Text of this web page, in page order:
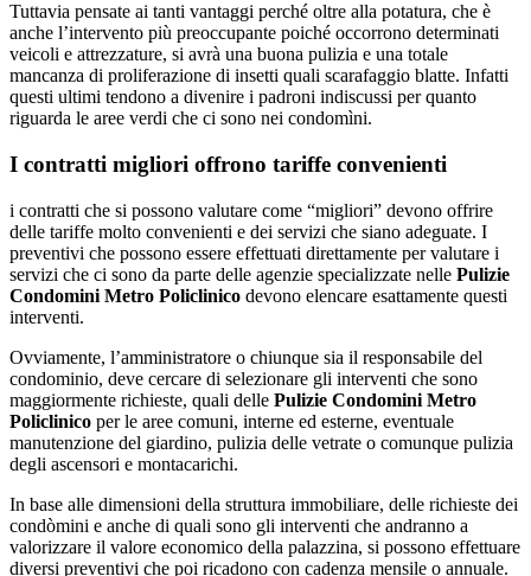
Tuttavia pensate ai tanti vantaggi perché oltre alla potatura, che è
anche l’intervento più preoccupante poiché occorrono determinati
veicoli e attrezzature, si avrà una buona pulizia e una totale
mancanza di proliferazione di insetti quali scarafaggio blatte. Infatti
questi ultimi tendono a divenire i padroni indiscussi per quanto
riguarda le aree verdi che ci sono nei condomìni.
I contratti migliori offrono tariffe convenienti
i contratti che si possono valutare come “migliori” devono offrire
delle tariffe molto convenienti e dei servizi che siano adeguate. I
preventivi che possono essere effettuati direttamente per valutare i
servizi che ci sono da parte delle agenzie specializzate nelle Pulizie
Condomini Metro Policlinico devono elencare esattamente questi
interventi.
Ovviamente, l’amministratore o chiunque sia il responsabile del
condominio, deve cercare di selezionare gli interventi che sono
maggiormente richieste, quali delle Pulizie Condomini Metro
Policlinico per le aree comuni, interne ed esterne, eventuale
manutenzione del giardino, pulizia delle vetrate o comunque pulizia
degli ascensori e montacarichi.
In base alle dimensioni della struttura immobiliare, delle richieste dei
condòmini e anche di quali sono gli interventi che andranno a
valorizzare il valore economico della palazzina, si possono effettuare
diversi preventivi che poi ricadono con cadenza mensile o annuale.